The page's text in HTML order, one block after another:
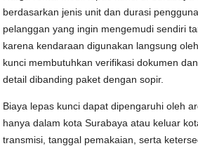
berdasarkan jenis unit dan durasi
pelanggan yang ingin mengemudi sendiri
karena kendaraan digunakan langsung
kunci membutuhkan verifikasi dokumen
detail dibanding paket dengan sopir.
Biaya lepas kunci dapat dipengaruhi oleh
hanya dalam kota Surabaya atau keluar
transmisi, tanggal pemakaian, serta